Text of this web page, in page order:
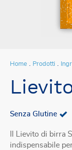
Home Prodotti
Senza Glutine
Il Lievito di birra
indispensabile